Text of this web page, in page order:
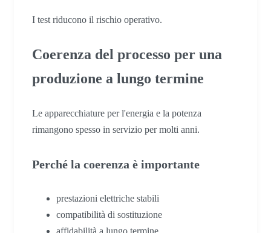
I test riducono il rischio operativo.
Coerenza del processo per una
produzione a lungo termine
Le apparecchiature per l'energia e la potenza
rimangono spesso in servizio per molti anni.
Perché la coerenza è importante
prestazioni elettriche stabili
compatibilità di sostituzione